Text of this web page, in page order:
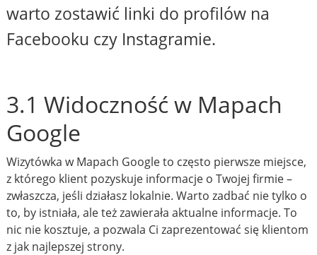
warto zostawić linki do profilów na
Facebooku czy Instagramie.
3.1 Widoczność w Mapach
Google
Wizytówka w Mapach Google to często pierwsze miejsce,
z którego klient pozyskuje informacje o Twojej firmie –
zwłaszcza, jeśli działasz lokalnie. Warto zadbać nie tylko o
to, by istniała, ale też zawierała aktualne informacje. To
nic nie kosztuje, a pozwala Ci zaprezentować się klientom
z jak najlepszej strony.